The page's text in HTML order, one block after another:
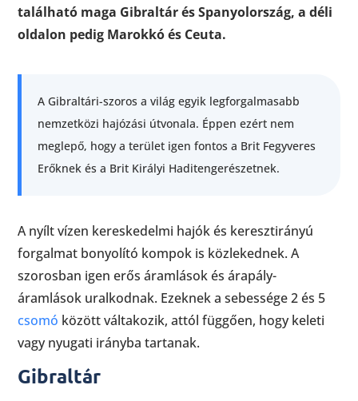
található maga Gibraltár és Spanyolország, a déli
oldalon pedig Marokkó és Ceuta.
A Gibraltári-szoros a világ egyik legforgalmasabb
nemzetközi hajózási útvonala. Éppen ezért nem
meglepő, hogy a terület igen fontos a Brit Fegyveres
Erőknek és a Brit Királyi Haditengerészetnek.
A nyílt vízen kereskedelmi hajók és keresztirányú
forgalmat bonyolító kompok is közlekednek. A
szorosban igen erős áramlások és árapály-
áramlások uralkodnak. Ezeknek a sebessége 2 és 5
csomó között váltakozik, attól függően, hogy keleti
vagy nyugati irányba tartanak.
Gibraltár